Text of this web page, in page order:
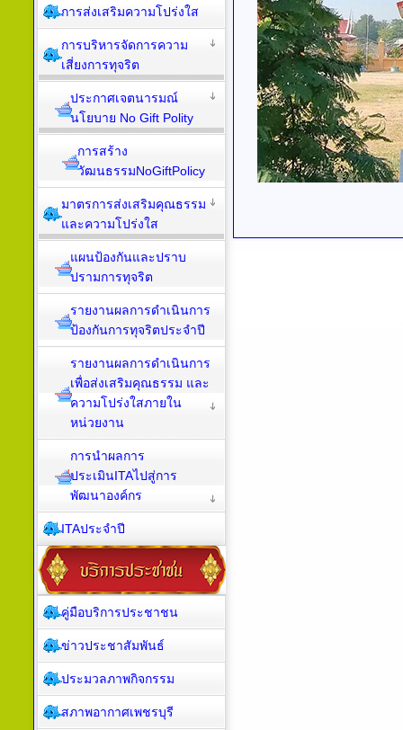
การส่งเสริมความโปร่งใส
การบริหารจัดการความ
เสี่ยงการทุจริต
ประกาศเจตนารมณ์
นโยบาย No Gift Polity
การสร้าง
วัฒนธรรมNoGiftPolicy
มาตรการส่งเสริมคุณธรรม
และความโปร่งใส
แผนป้องกันและปราบ
ปรามการทุจริต
รายงานผลการดำเนินการ
ป้องกันการทุจริตประจำปี
รายงานผลการดำเนินการ
เพื่อส่งเสริมคุณธรรม และ
ความโปร่งใสภายใน
หน่วยงาน
การนำผลการ
ประเมินITAไปสู่การ
พัฒนาองค์กร
ITAประจำปี
คู่มือบริการประชาชน
ข่าวประชาสัมพันธ์
ประมวลภาพกิจกรรม
สภาพอากาศเพชรบุรี